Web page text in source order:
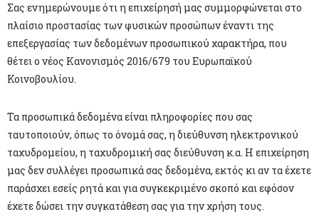
Σας ενημερώνουμε ότι η επιχείρησή μας συμμορφώνεται στο
πλαίσιο προστασίας των φυσικών προσώπων έναντι της
επεξεργασίας των δεδομένων προσωπικού χαρακτήρα, που
θέτει ο νέος Κανονισμός 2016/679 του Ευρωπαϊκού
Κοινοβουλίου.
Τα προσωπικά δεδομένα είναι πληροφορίες που σας
ταυτοποιούν, όπως το όνομά σας, η διεύθυνση ηλεκτρονικού
ταχυδρομείου, η ταχυδρομική σας διεύθυνση κ.α. Η επιχείρηση
μας δεν συλλέγει προσωπικά σας δεδομένα, εκτός κι αν τα έχετε
παράσχει εσείς ρητά και για συγκεκριμένο σκοπό και εφόσον
έχετε δώσει την συγκατάθεση σας για την χρήση τους.